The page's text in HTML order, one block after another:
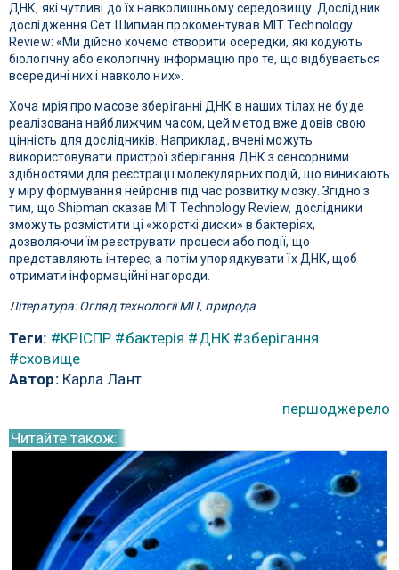
ДНК, які чутливі до їх навколишньому середовищу. Дослідник
дослідження Сет Шипман прокоментував MIT Technology
Review: «Ми дійсно хочемо створити осередки, які кодують
біологічну або екологічну інформацію про те, що відбувається
всередині них і навколо них».
Хоча мрія про масове зберіганні ДНК в наших тілах не буде
реалізована найближчим часом, цей метод вже довів свою
цінність для дослідників. Наприклад, вчені можуть
використовувати пристрої зберігання ДНК з сенсорними
здібностями для реєстрації молекулярних подій, що виникають
у міру формування нейронів під час розвитку мозку. Згідно з
тим, що Shipman сказав MIT Technology Review, дослідники
зможуть розмістити ці «жорсткі диски» в бактеріях,
дозволяючи їм реєструвати процеси або події, що
представляють інтерес, а потім упорядкувати їх ДНК, щоб
отримати інформаційні нагороди.
Література: Огляд технології MIT, природа
Теги: #КРІСПР #бактерія #ДНК #зберігання
#сховище
Автор:Карла Лант
першоджерело
Читайте також: